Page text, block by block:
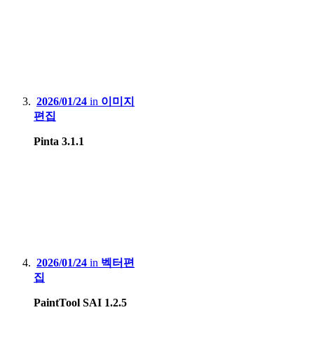
2026/01/24 in 이미지
편집
Pinta 3.1.1
2026/01/24 in 벡터편
집
PaintTool SAI 1.2.5